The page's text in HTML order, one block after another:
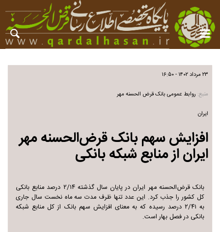
افزایش سهم بانک قرض‌الحسنه مهر
ایران از منابع شبکه بانکی
۲۳ مرداد ۱۴۰۲ - ۱۶:۵۰
منبع: روابط عمومی بانک قرض الحسنه مهر
ایران
بانک قرض‌الحسنه مهر ایران در پایان سال گذشته ۲/۱۴ درصد منابع بانکی
کل کشور را جذب کرد. این عدد تنها ظرف مدت سه ماه نخست سال جاری
به ۲/۴۱ درصد رسیده که به معنای افزایش سهم بانک از کل منابع شبکه
بانکی در فصل بهار است.